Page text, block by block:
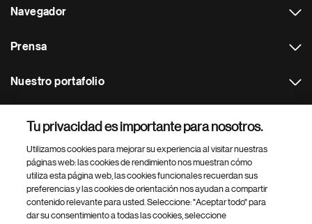
Navegador
Prensa
Nuestro portafolio
Footer Site Search
Tu privacidad es importante para nosotros.
Utilizamos cookies para mejorar su experiencia al visitar nuestras
páginas web: las cookies de rendimiento nos muestran cómo
utiliza esta página web, las cookies funcionales recuerdan sus
preferencias y las cookies de orientación nos ayudan a compartir
contenido relevante para usted. Seleccione: "Aceptar todo" para
dar su consentimiento a todas las cookies, seleccione